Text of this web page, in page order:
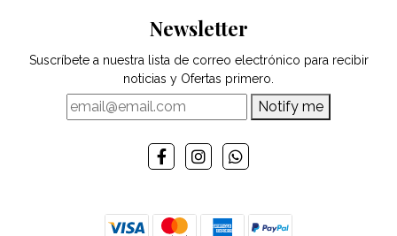
Newsletter
Suscríbete a nuestra lista de correo electrónico para recibir
noticias y Ofertas primero.
Notify me